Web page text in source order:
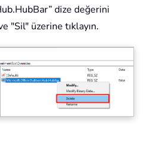
dize değerini
"Sil" üzerine tıklayın.